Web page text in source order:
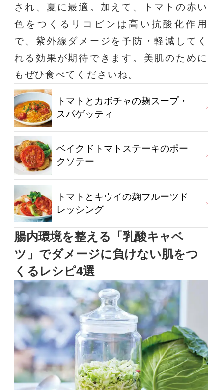
され、夏に最適。加えて、トマトの赤い
色をつくるリコピンは高い抗酸化作用
で、紫外線ダメージを予防・軽減してく
れる効果が期待できます。美肌のために
もぜひ食べてくださいね。
トマトとカボチャの麹スープ・
スパゲッティ
ベイクドトマトステーキのポー
クソテー
トマトとキウイの麹フルーツド
レッシング
腸内環境を整える「乳酸キャベ
ツ」でダメージに負けない肌をつ
くるレシピ4選